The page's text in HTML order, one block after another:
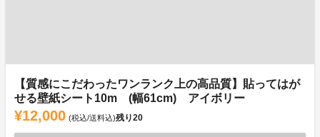
【質感にこだわったワンランク上の高品質】貼ってはが
せる壁紙シート10m (幅61cm) アイボリー
¥12,000 (税込/送料込)残り20